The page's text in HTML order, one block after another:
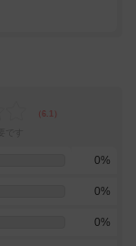
0%
0%
0%